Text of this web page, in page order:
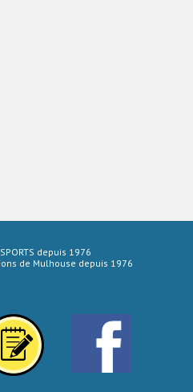
depuis 1976
de Mulhouse depuis 1976